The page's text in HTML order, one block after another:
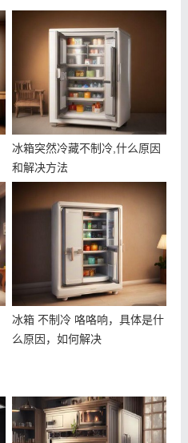
冰箱突然冷藏不制冷,什么原因
和解决方法
冰箱 不制冷 咯咯响，具体是什
么原因，如何解决